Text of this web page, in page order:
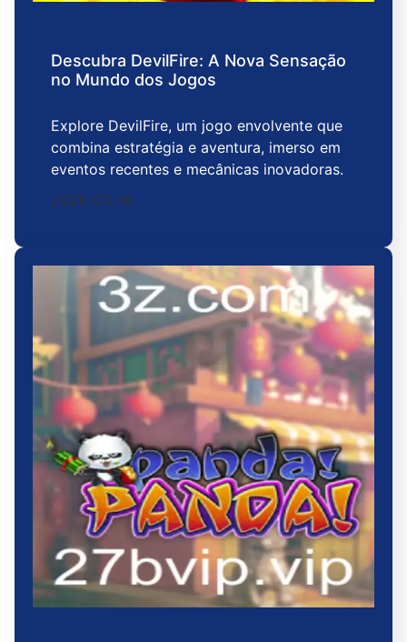
Descubra DevilFire: A Nova Sensação
no Mundo dos Jogos
Explore DevilFire, um jogo envolvente que
combina estratégia e aventura, imerso em
eventos recentes e mecânicas inovadoras.
2026-03-18